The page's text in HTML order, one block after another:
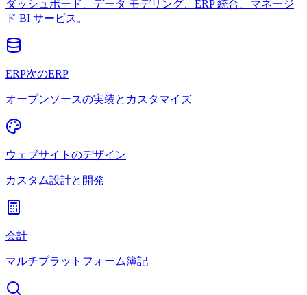
ダッシュボード、データ モデリング、ERP 統合、マネージ
ド BI サービス。
ERP次のERP
オープンソースの実装とカスタマイズ
ウェブサイトのデザイン
カスタム設計と開発
会計
マルチプラットフォーム簿記